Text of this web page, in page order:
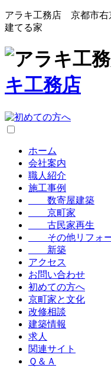
アラキ工務店 京都市右
建てる家
キ工務店
ホーム
会社案内
職人紹介
施工事例
数寄屋建築
京町家
古民家再生
その他リフォ
新築
アクセス
お問い合わせ
初めての方へ
京町家と文化
改修相談
建築情報
求人
関連サイト
Ｑ＆Ａ